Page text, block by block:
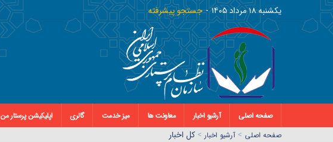
يکشنبه ١٨ مرداد ١٤٠٥ جستجو پیشرفته
صفحه اصلی آرشیو اخبار معاونت ها میز خدمت گالری اپلیکیشن پرستار من
صفحه اصلي > آرشیو اخبار > کل اخبار